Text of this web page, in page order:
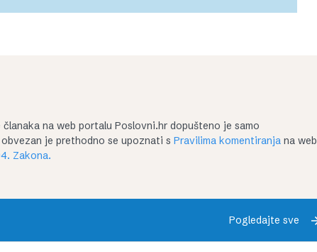
na web portalu Poslovni.hr dopušteno je samo
je prethodno se upoznati s Pravilima komentiranja na web
Zakona.
Pogledajte sve